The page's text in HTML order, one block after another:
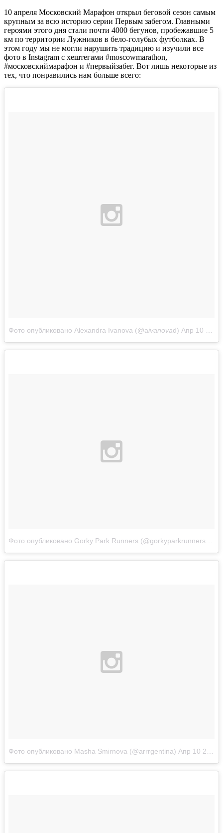
10 апреля Московский Марафон открыл беговой сезон самым
крупным за всю историю серии Первым забегом. Главными
героями этого дня стали почти 4000 бегунов, пробежавшие 5
км по территории Лужников в бело-голубых футболках. В
этом году мы не могли нарушить традицию и изучили все
фото в Instagram с хештегами #moscowmarathon,
#московскиймарафон и #первыйзабег. Вот лишь некоторые из
тех, что понравились нам больше всего:
Фото опубликовано Alexandra Ivanova (@aivanovad) Апр 10 2016 в 1:39 PDT
Фото опубликовано Gorky Park Runners (@gorkyparkrunners)
Фото опубликовано Masha Smirnova (@arrrgentina) Апр 10 2016 в 1:36 PDT